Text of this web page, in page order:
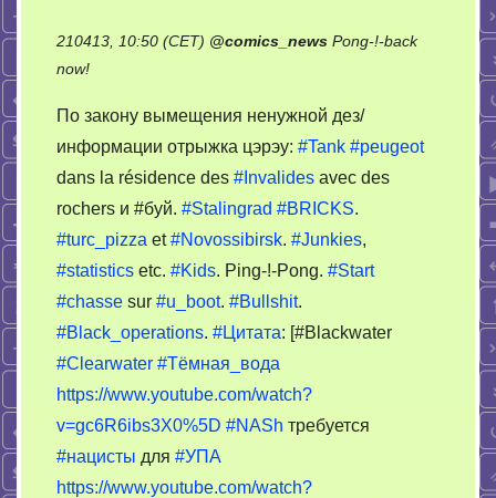
210413, 10:50 (CET) @comics_news Pong-!-back
now!on
vesti
13.04.2021,
0900
По закону вымещения ненужной дез/
информации отрыжка цэрэу: #Tank #peugeot
dans la résidence des #Invalides avec des
rochers и #буй. #Stalingrad #BRICKS.
#turc_pizza et#Novossibirsk. #Junkies,
#statistics etc. #Kids. Ping-!-Pong. #Start
#chasse sur #u_boot. #Bullshit.
#Black_operations. #Цитата: [#Blackwater
#Clearwater #Тёмная_вода
https://www.youtube.com/watch?
v=gc6R6ibs3X0%5D #NASh требуется
#нацисты для #УПА
https://www.youtube.com/watch?